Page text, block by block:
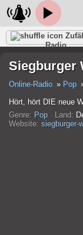
Radio
Siegburger
Online-Radio Pop
Hört, hört DIE neue
Genre: Pop Land:
Website: siegburger-